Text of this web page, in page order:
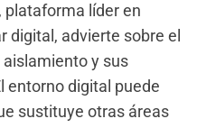
, plataforma líder en
digital, advierte sobre el
y sus
entorno digital puede
sustituye otras áreas